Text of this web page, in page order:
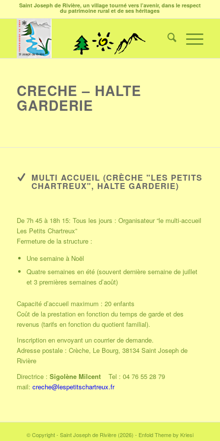
Saint Joseph de Rivière, un village tourné vers l’avenir, dans le respect
du patrimoine rural et de ses héritages
CRECHE – HALTE
GARDERIE
MULTI ACCUEIL (CRÈCHE "LES PETITS
CHARTREUX", HALTE GARDERIE)
De 7h 45 à 18h 15: Tous les jours : Organisateur “le multi-accueil
Les Petits Chartreux”
Fermeture de la structure :
Une semaine à Noël
Quatre semaines en été (souvent dernière semaine de juillet
et 3 premières semaines d’août)
Capacité d’accueil maximum : 20 enfants
Coût de la prestation en fonction du temps de garde et des
revenus (tarifs en fonction du quotient familial).
Inscription en envoyant un courrier de demande.
Adresse postale : Crèche, Le Bourg, 38134 Saint Joseph de
Rivière
Directrice : Sigolène MilcentTel : 04 76 55 28 79
mail: creche@lespetitschartreux.fr
© Copyright - Saint Joseph de Rivière (2026) - Enfold Theme by Kriesi